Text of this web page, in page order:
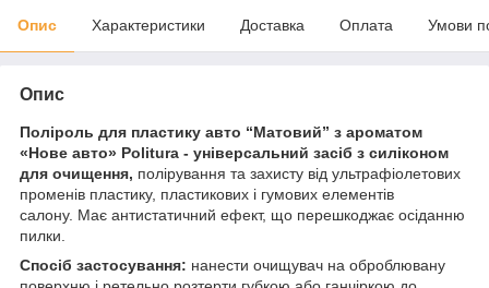
Опис Характеристики Доставка Оплата Умови
Опис
Поліроль для пластику авто “Матовий” з ароматом
«Нове авто» Politura - універсальний засіб з силіконом
для очищення, полірування та захисту від ультрафіолетових
променів пластику, пластикових і гумових елементів
салону. Має антистатичний ефект, що перешкоджає осіданню
пилки.
Спосіб застосування: нанести очищувач на оброблювану